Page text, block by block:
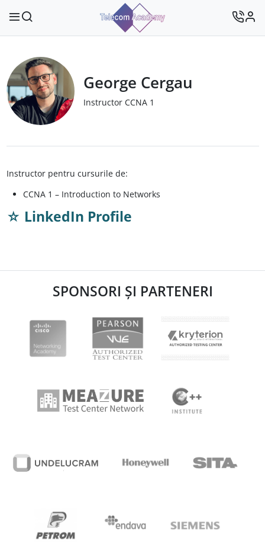
George Cergau
Instructor CCNA 1
Instructor pentru cursurile de:
CCNA 1 – Introduction to Networks
☆ LinkedIn Profile
SPONSORI ȘI PARTENERI